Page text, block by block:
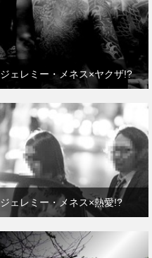
ジェレミー・メネス×ヤクザ!?
ジェレミー・メネス×熱愛!?